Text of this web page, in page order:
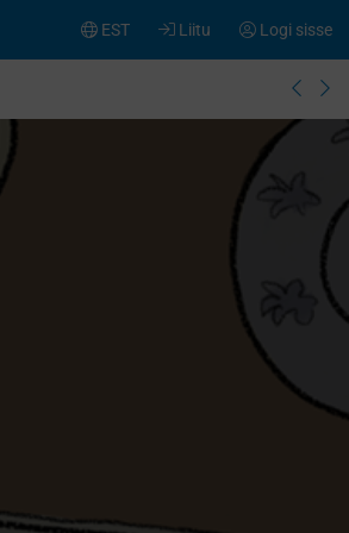
Logi sisse
Liitu
EST